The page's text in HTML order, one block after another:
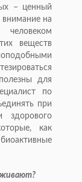
– ценный
внимание на
веществ
для
по
при
здорового
как